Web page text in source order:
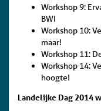
Workshop 9:
BWI
Workshop 10:
maar!
Workshop 11:
Workshop 14:
hoogte!
Landelijke Dag 2014